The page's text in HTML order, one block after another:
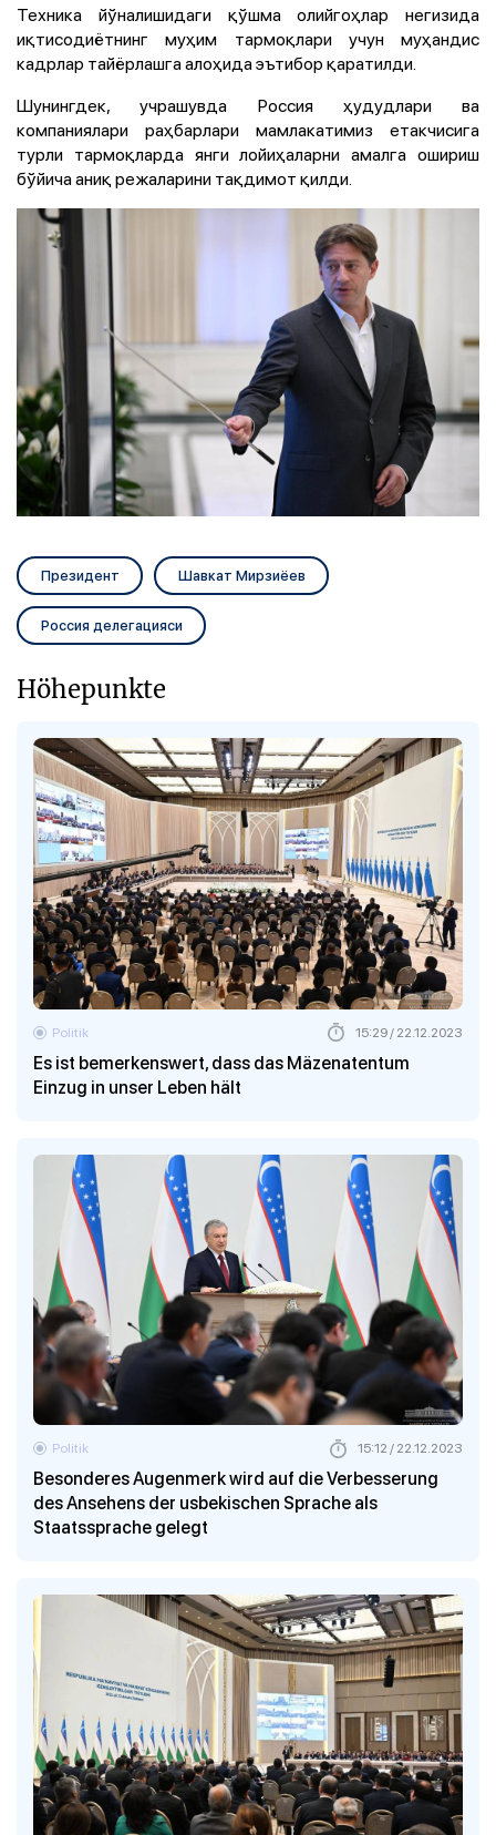
Техника йўналишидаги қўшма олийгоҳлар негизида
иқтисодиётнинг муҳим тармоқлари учун муҳандис
кадрлар тайёрлашга алоҳида эътибор қаратилди.
Шунингдек, учрашувда Россия ҳудудлари ва
компаниялари раҳбарлари мамлакатимиз етакчисига
турли тармоқларда янги лойиҳаларни амалга ошириш
бўйича аниқ режаларини тақдимот қилди.
Президент Шавкат Мирзиёев
Россия делегацияси
Höhepunkte
Es ist bemerkenswert, dass das Mäzenatentum
Einzug in unser Leben hält
Politik 15:29 / 22.12.2023
Besonderes Augenmerk wird auf die Verbesserung
des Ansehens der usbekischen Sprache als
Staatssprache gelegt
Politik 15:12 / 22.12.2023